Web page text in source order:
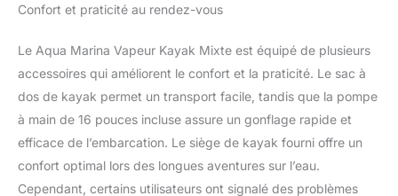
Confort et praticité au rendez-vous
Le Aqua Marina Vapeur Kayak Mixte est équipé de plusieurs
accessoires qui améliorent le confort et la praticité. Le sac à
dos de kayak permet un transport facile, tandis que la pompe
à main de 16 pouces incluse assure un gonflage rapide et
efficace de l’embarcation. Le siège de kayak fourni offre un
confort optimal lors des longues aventures sur l’eau.
Cependant, certains utilisateurs ont signalé des problèmes